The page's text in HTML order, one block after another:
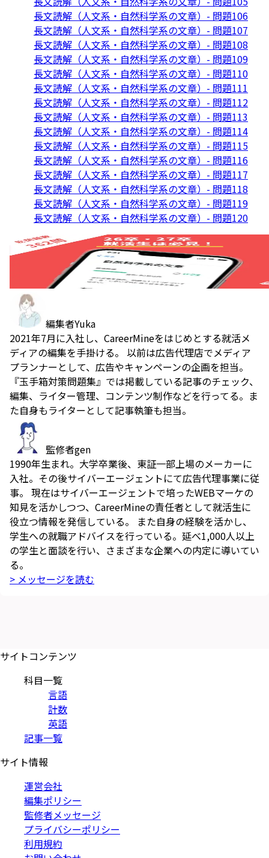
長文読解（人文系・自然科学系の文章）- 問題106
長文読解（人文系・自然科学系の文章）- 問題107
長文読解（人文系・自然科学系の文章）- 問題108
長文読解（人文系・自然科学系の文章）- 問題109
長文読解（人文系・自然科学系の文章）- 問題110
長文読解（人文系・自然科学系の文章）- 問題111
長文読解（人文系・自然科学系の文章）- 問題112
長文読解（人文系・自然科学系の文章）- 問題113
長文読解（人文系・自然科学系の文章）- 問題114
長文読解（人文系・自然科学系の文章）- 問題115
長文読解（人文系・自然科学系の文章）- 問題116
長文読解（人文系・自然科学系の文章）- 問題117
長文読解（人文系・自然科学系の文章）- 問題118
長文読解（人文系・自然科学系の文章）- 問題119
長文読解（人文系・自然科学系の文章）- 問題120
編集者Yuka
2021年7月に入社し、CareerMineをはじめとする就活メ
ディアの編集を手掛ける。 以前は広告代理店でメディア
プランナーとして、広告やキャンペーンの企画を担当。
『玉手箱対策問題集』では掲載している記事のチェック、
編集、ライター管理、コンテンツ制作などを行ってる。ま
た自身もライターとして記事執筆も担当。
監修者gen
1990年生まれ。大学卒業後、東証一部上場のメーカーに
入社。その後サイバーエージェントにて広告代理事業に従
事。 現在はサイバーエージェントで培ったWEBマーケの
知見を活かしつつ、CareerMineの責任者として就活生に
役立つ情報を発信している。 また自身の経験を活かし、
学生への就職アドバイスを行っている。延べ1,000人以上
の学生と面談を行い、さまざまな企業への内定に導いてい
る。
> メッセージを読む
サイトコンテンツ
科目一覧
言語
計数
英語
記事一覧
サイト情報
運営会社
編集ポリシー
監修者メッセージ
プライバシーポリシー
利用規約